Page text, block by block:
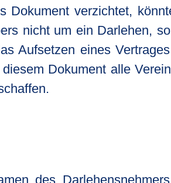
Dokument verzichtet,
nicht um ein Darlehen,
Aufsetzen eines
Dokument alle
des